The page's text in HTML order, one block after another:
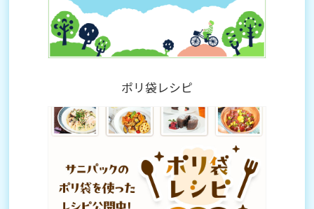
ポリ袋レシピ